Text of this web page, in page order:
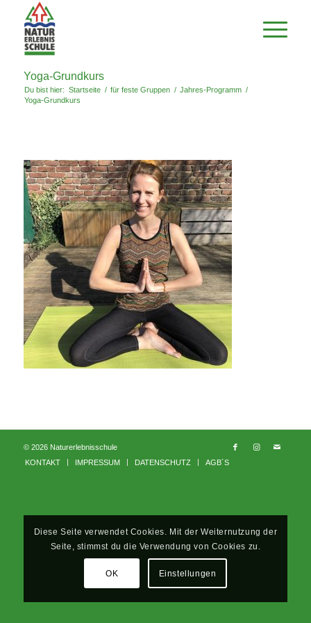
Yoga-Grundkurs
Du bist hier: Startseite / für feste Gruppen / Jahres-Programm /
Yoga-Grundkurs
© 2026 Naturerlebnisschule
KONTAKT
IMPRESSUM DATENSCHUTZ AGB´S
Diese Seite verwendet Cookies. Mit der Weiternutzung der
Seite, stimmst du die Verwendung von Cookies zu.
OK Einstellungen